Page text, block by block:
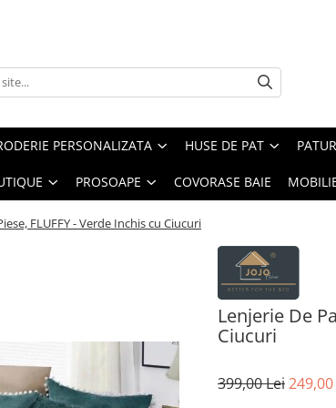
PERSONALIZATA HUSE DE PAT
PROSOAPE COVORASE BAIE
FLUFFY - Verde Inchis cu Ciucuri
Lenjerie De
Ciucuri
399,00 Lei249,00